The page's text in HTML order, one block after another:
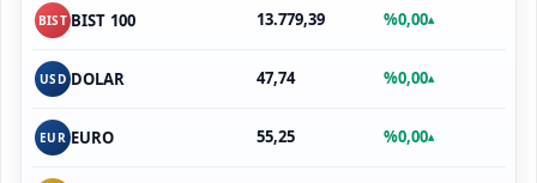
BIST BIST 100 13.779,39 %0,00▴
USD DOLAR 47,74 %0,00▴
EUR EURO 55,25 %0,00▴